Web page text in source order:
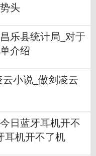
头
乐县统计局_对于
介绍
小说_傲剑凌云
日蓝牙耳机开不
耳机开不了机